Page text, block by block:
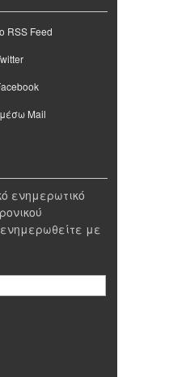
RSS Feed
Mail
ενημερωτικό
με